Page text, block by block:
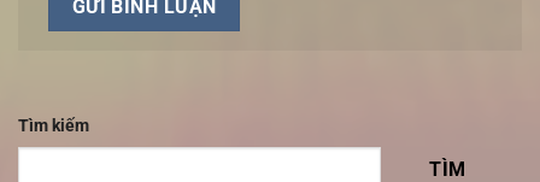
Tìm kiếm
TÌM